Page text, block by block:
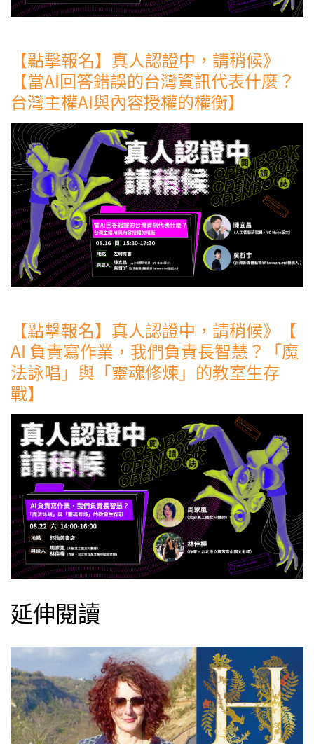
【點擊報名】真人認證中，請稍候》
【當AI回答錯誤的台灣資訊代表什麼？
台灣主權AI與內容授權的權衡】
【點擊報名】真人認證中，請稍候》【
AI 負責寫作業，我們負責長智慧？「魔
法詠唱」與「靈魂修煉」的教室生存
戰】
延伸閱讀